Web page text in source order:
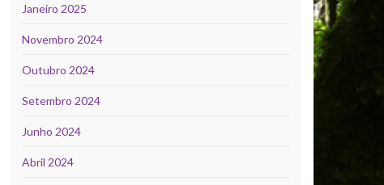
Janeiro 2025
Novembro 2024
Outubro 2024
Setembro 2024
Junho 2024
Abril 2024